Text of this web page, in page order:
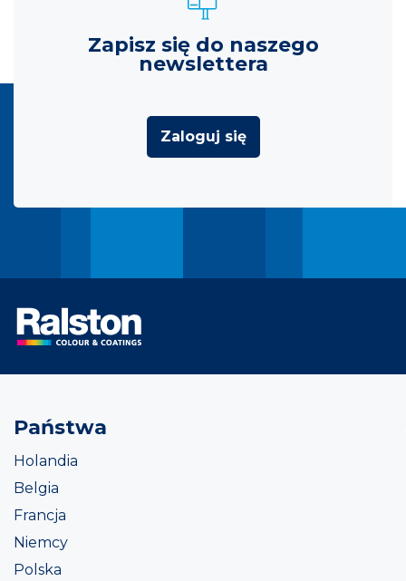
Zapisz się do naszego
newslettera
Zaloguj się
Państwa
Holandia
Belgia
Francja
Niemcy
Polska